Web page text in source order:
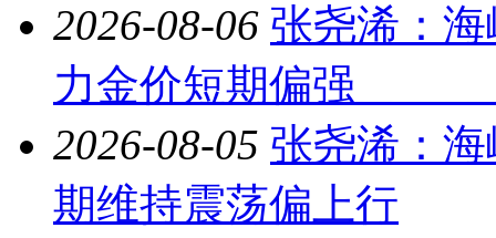
2026-08-06 张尧浠：
力金价短期偏
2026-08-05 张尧浠：
期维持震荡偏上行